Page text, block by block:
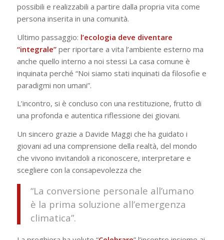
possibili e realizzabili a partire dalla propria vita come
persona inserita in una comunità.
Ultimo passaggio: l’ecologia deve diventare
“integrale”per riportare a vita l’ambiente esterno ma
anche quello interno a noi stessi La casa comune è
inquinata perché “Noi siamo stati inquinati da filosofie e
paradigmi non umani”.
L’incontro, si è concluso con una restituzione, frutto di
una profonda e autentica riflessione dei giovani.
Un sincero grazie a Davide Maggi che ha guidato i
giovani ad una comprensione della realtà, del mondo
che vivono invitandoli a riconoscere, interpretare e
scegliere con la consapevolezza che
“La conversione personale all’umano
è la prima soluzione all’emergenza
climatica”.